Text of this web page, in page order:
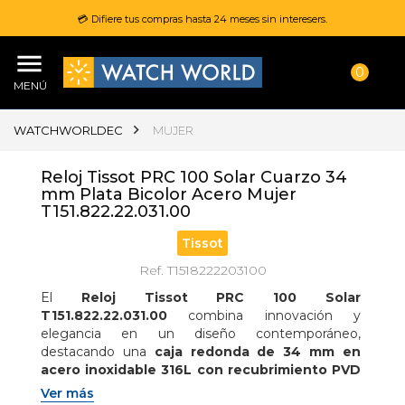
💳 Difiere tus compras hasta 24 meses sin interesers.
MENÚ
0
WATCHWORLDEC MUJER
Reloj Tissot PRC 100 Solar Cuarzo 34
mm Plata Bicolor Acero Mujer
T151.822.22.031.00
Tissot
Ref. T1518222203100
El Reloj Tissot PRC 100 Solar
T151.822.22.031.00 combina innovación y
elegancia en un diseño contemporáneo,
destacando una caja redonda de 34 mm en
acero inoxidable 316L con recubrimiento PVD
en oro amarillo
Ver más